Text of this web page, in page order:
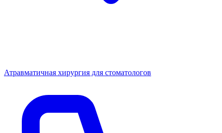
Атравматичная хирургия для стоматологов